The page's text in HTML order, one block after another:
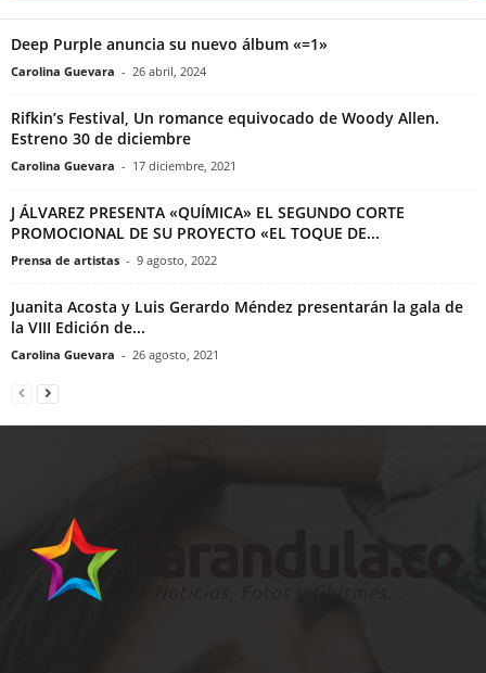
Deep Purple anuncia su nuevo álbum «=1»
Carolina Guevara - 26 abril, 2024
Rifkin’s Festival, Un romance equivocado de Woody Allen.
Estreno 30 de diciembre
Carolina Guevara - 17 diciembre, 2021
J ÁLVAREZ PRESENTA «QUÍMICA» EL SEGUNDO CORTE
PROMOCIONAL DE SU PROYECTO «EL TOQUE DE...
Prensa de artistas - 9 agosto, 2022
Juanita Acosta y Luis Gerardo Méndez presentarán la gala de
la VIII Edición de...
Carolina Guevara - 26 agosto, 2021